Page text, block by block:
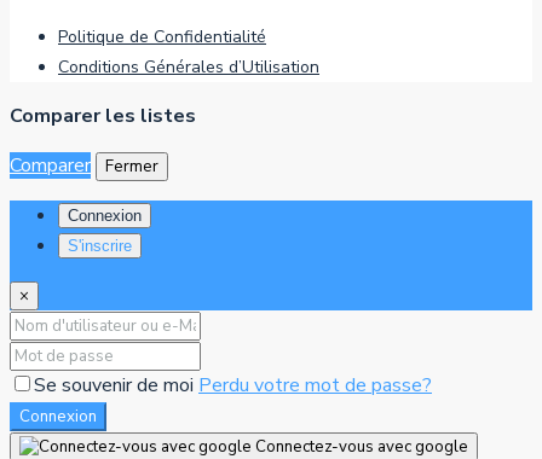
Politique de Confidentialité
Conditions Générales d’Utilisation
Comparer les listes
Comparer
Fermer
Connexion
S'inscrire
×
Se souvenir de moi Perdu votre mot de passe?
Connexion
Connectez-vous avec google